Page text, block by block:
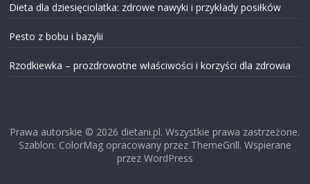
Dieta dla dziesięciolatka: zdrowe nawyki i przykłady posiłków
Pesto z bobu i bazylii
Rzodkiewka – prozdrowotne właściwości i korzyści dla zdrowia
Prawa autorskie © 2026 dietani.pl. Wszystkie prawa zastrzeżone.
Szablon: ColorMag opracowany przez ThemeGrill. Wspierane
przez WordPress